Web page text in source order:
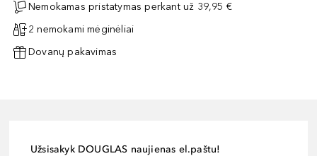
Nemokamas pristatymas perkant už 39,95 €
2 nemokami mėginėliai
Dovanų pakavimas
Užsisakyk DOUGLAS naujienas el.paštu!